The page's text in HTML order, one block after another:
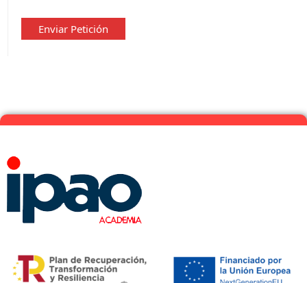
privacidad*
Enviar Petición